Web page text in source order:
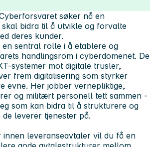
søker nå en
bidra til å utvikle og forvalte
deres kunder.
sentral rolle i å etablere og
handlingsrom i cyberdomenet. De
systemer mot digitale trusler,
frem digitalisering som styrker
evne. Her jobber vernepliktige,
og militært personell tett sammen -
som kan bidra til å strukturere og
leverer tjenester på.
innen leveranseavtaler vil du få en